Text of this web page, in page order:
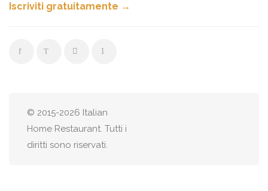
Iscriviti gratuitamente →
© 2015-2026 Italian
Home Restaurant. Tutti i
diritti sono riservati.